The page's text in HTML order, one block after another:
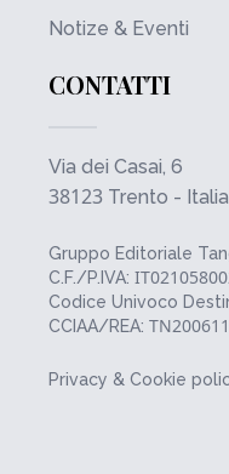
Notize & Eventi
CONTATTI
Via dei Casai, 6
38123 Trento - Italia
Gruppo Editoriale
C.F./P.IVA:
Codice Univoco
CCIAA/REA: TN200611
Privacy & Cookie